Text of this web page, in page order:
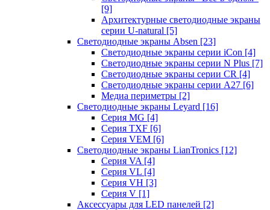
[9]
Архитектурные светодиодные экраны
серии U-natural [5]
Светодиодные экраны Absen [23]
Светодиодные экраны серии iCon [4]
Светодиодные экраны серии N Plus [7]
Светодиодные экраны серии CR [4]
Светодиодные экраны серии А27 [6]
Медиа периметры [2]
Светодиодные экраны Leyard [16]
Серия MG [4]
Серия TXF [6]
Серия VEM [6]
Светодиодные экраны LianTronics [12]
Серия VA [4]
Серия VL [4]
Серия VH [3]
Серия V [1]
Аксессуары для LED панелей [2]